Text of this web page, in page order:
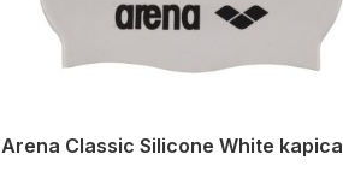
Arena Classic Silicone White kapica